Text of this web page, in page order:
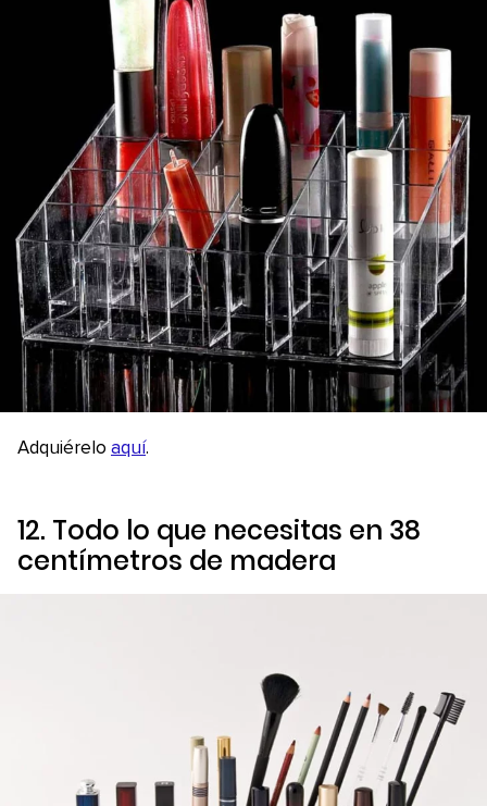
Adquiérelo aquí.
12. Todo lo que necesitas en 38
centímetros de madera